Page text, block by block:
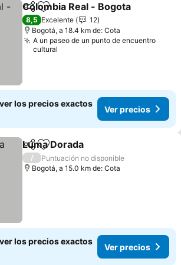
CompartirAgregar a favoritos
Colombia Real - Bogota
8,5 Excelente
12
Bogotá, a 18.4 km de: Cota
A un paseo de un punto de encuentro
cultural
los precios exactos
Ver precios
CompartirAgregar a favoritos
Luma Dorada
/
Puntuación no disponible
Bogotá, a 15.0 km de: Cota
los precios exactos
Ver precios